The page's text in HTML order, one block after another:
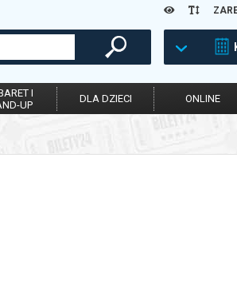
I
UP
DLA DZIECI ONLINE